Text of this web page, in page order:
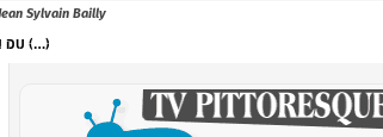
Sylvain Bailly
du (…)